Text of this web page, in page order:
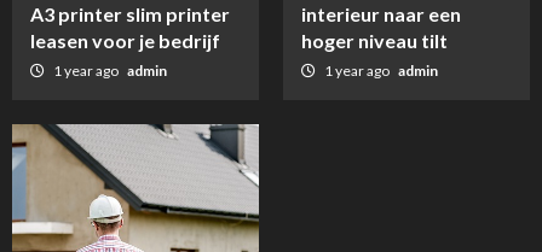
A3 printer slim printer
leasen voor je bedrijf
1 year ago admin
interieur naar een
hoger niveau tilt
1 year ago admin